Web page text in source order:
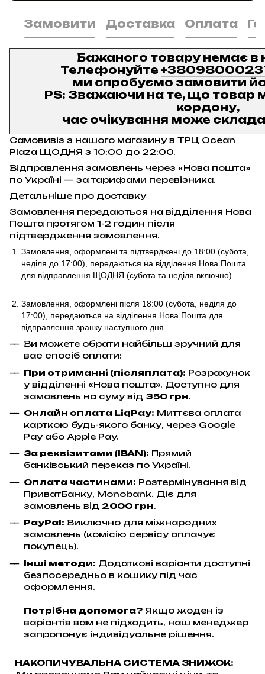
Замовити Доставка Оплата
Бажаного товару немає в
Телефонуйте
ми спробуємо замовити
PS: Зважаючи на те, що товар
кордону,
час очікування може
Самовивіз з нашого магазину в ТРЦ Ocean
Plaza ЩОДНЯ з 10:00 до 22:00.
Відправлення замовлень через «Нова пошта»
по Україні — за тарифами перевізника.
Детальніше про доставку
Замовлення передаються на відділення Нова
Пошта протягом 1-2 годин після
підтвердження замовлення.
Замовлення, оформлені та підтверджені до 18:00 (субота,
неділя до 17:00) , передаються на відділення Нова Пошта
для відправлення ЩОДНЯ (субота та неділя включно).
Замовлення, оформлені після 18:00 (субота, неділя до
17:00), передаються на відділення Нова Пошта для
відправлення зранку наступного дня.
Ви можете обрати найбільш зручний для
вас спосіб оплати:
При отриманні (післяплата): Розрахунок
у відділенні «Нова пошта». Доступно для
замовлень на суму від 350 грн.
Онлайн оплата LiqPay: Миттєва оплата
карткою будь-якого банку, через Google
Pay або Apple Pay.
За реквізитами (IBAN): Прямий
банківський переказ по Україні.
Оплата частинами: Розтермінування від
ПриватБанку, Monobank. Діє для
замовлень від 2000 грн.
PayPal: Виключно для міжнародних
замовлень (комісію сервісу оплачує
покупець).
Інші методи: Додаткові варіанти доступні
безпосередньо в кошику під час
оформлення.
Потрібна допомога? Якщо жоден із
варіантів вам не підходить, наш менеджер
запропонує індивідуальне рішення.
НАКОПИЧУВАЛЬНА СИСТЕМА ЗНИЖОК: